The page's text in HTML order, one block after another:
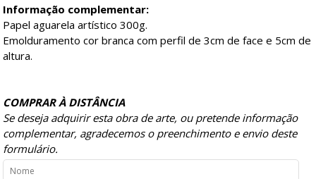
Informação complementar:
Papel aguarela artístico 300g.
Emolduramento cor branca com perfil de 3cm de face e 5cm de
altura.
COMPRAR À DISTÂNCIA
Se deseja adquirir esta obra de arte, ou pretende informação
complementar, agradecemos o preenchimento e envio deste
formulário.